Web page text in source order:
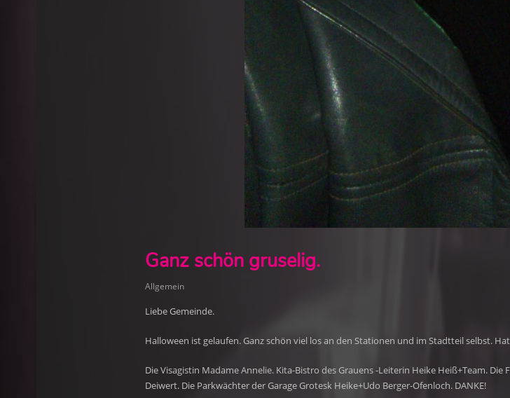
Ganz schön gruselig.
Allgemein
Liebe Gemeinde.
Halloween ist gelaufen. Ganz schön viel los an den Stationen und im Stadtteil selbst.
Die Visagistin Madame Annelie. Kita-Bistro des Grauens -Leiterin Heike Heiß+Team.
Deiwert. Die Parkwächter der Garage Grotesk Heike+Udo Berger-Ofenloch. DANKE!